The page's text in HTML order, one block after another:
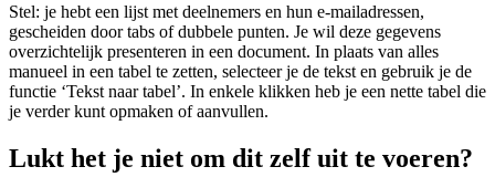
Stel: je hebt een lijst met deelnemers en hun e-mailadressen,
gescheiden door tabs of dubbele punten. Je wil deze gegevens
overzichtelijk presenteren in een document. In plaats van alles
manueel in een tabel te zetten, selecteer je de tekst en gebruik je de
functie ‘Tekst naar tabel’. In enkele klikken heb je een nette tabel die
je verder kunt opmaken of aanvullen.
Lukt het je niet om dit zelf uit te voeren?